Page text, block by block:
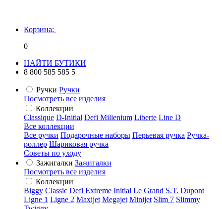
Корзина:
0
НАЙТИ БУТИКИ
8 800 585 585 5
Ручки Ручки
Посмотреть все изделия
Коллекции
Classique D-Initial Defi Millenium Liberte Line D
Все коллекции
Все ручки Подарочные наборы Перьевая ручка Ручка-
роллер Шариковая ручка
Советы по уходу
Зажигалки Зажигалки
Посмотреть все изделия
Коллекции
Biggy Classic Defi Extreme Initial Le Grand S.T. Dupont
Ligne 1 Ligne 2 Maxijet Megajet Minijet Slim 7 Slimmy